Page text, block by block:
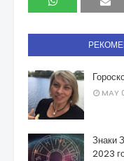
MAY
Знаки
2023